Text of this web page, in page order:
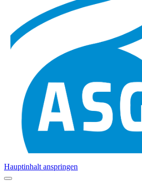
Hauptinhalt anspringen